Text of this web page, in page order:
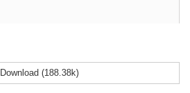
Download (188.38k)